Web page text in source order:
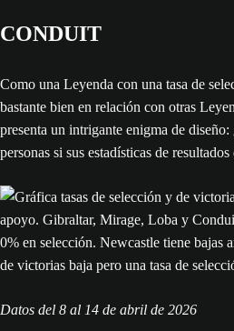
CONDUIT
Como una Leyenda con una tasa de
bastante bien en relación con otras
presenta un intrigante enigma de
personas si sus estadísticas de
Datos del 8 al 14 de abril de 2026